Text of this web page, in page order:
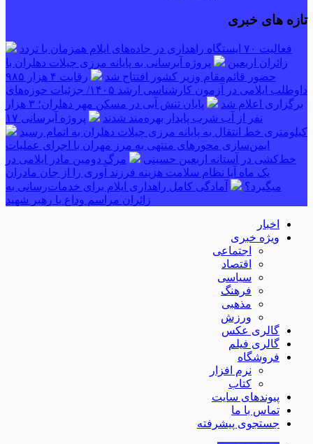
تازه های خبری
فعالیت ۷۰ ایستگاه راهداری در جاده‌های ایلام همزمان با تردد
زائران اربعین
پروژه آبرسانی به پایانه مرزی چیلات دهلران با
حضور قائم‌مقام وزیر کشور افتتاح شد
رقابت ۴ هزار ۹۸۵
داوطلب ایلامی در آزمون کارشناسی ارشد ۱۴۰۵/ جزئیات حوزه‌های
برگزاری اعلام شد
پایان تنش آبی در مسکن مهر دهلران؛ ۳ هزار
نفر از آب شرب پایدار بهره‌مند شدند
پروژه آبرسانی ۱۷
کیلومتری خط انتقال به پایانه مرزی چیلات دهلران به اتمام رسید
ایمن‌سازی محورهای منتهی به مرز مهران با اجرای عملیات
خط‌کشی در آستانه اربعین حسینی
مرگ دومین مادر ایلامی در
یک ماه آیا نظام سلامت هزینه فرزند آوری را از جان مادران
میگیرد؟
آمادگی کامل راهداری ایلام برای خدمات‌رسانی به
زائران مراسم وداع با رهبر شهید
اخبار
ویژه خبری
اجتماعی
اقتصاد
سیاسی
فرهنگ
مذهبی
ورزش
گالری عکس
گالری فیلم
فروشگاه
نرم افزار
کتاب
پیوندهای سایت
تماس با ما
جستجوی پیشرفته